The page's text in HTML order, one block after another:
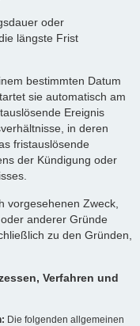
oder
längste Frist
bestimmten Datum
sie automatisch am
Ereignis
in deren
fristauslösende
der Kündigung oder
vorgesehenen Zweck,
anderer Gründe
zu den Gründen,
Verfahren und
Die folgenden allgemeinen